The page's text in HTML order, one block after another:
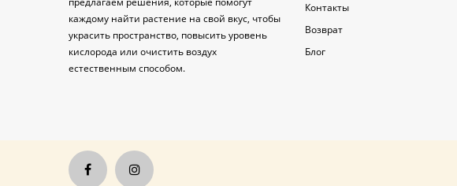
каждому найти растение на свой вкус, чтобы
украсить пространство, повысить уровень
кислорода или очистить воздух
естественным способом.
Контакты
Возврат
Блог